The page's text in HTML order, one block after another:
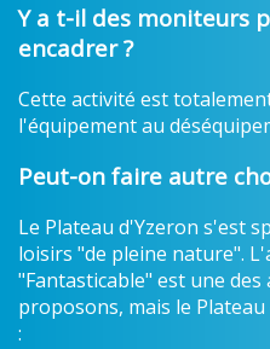
Y a t-il des moniteurs
encadrer ?
Cette activité est
l'équipement au
Peut-on faire autre
Le Plateau d'Yzeron s'est
loisirs "de pleine nature".
"Fantasticable" est une
proposons, mais le
: